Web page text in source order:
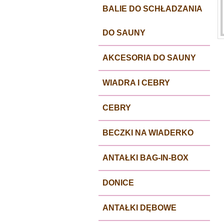
BALIE DO SCHŁADZANIA
DO SAUNY
AKCESORIA DO SAUNY
WIADRA I CEBRY
CEBRY
BECZKI NA WIADERKO
ANTAŁKI BAG-IN-BOX
DONICE
ANTAŁKI DĘBOWE